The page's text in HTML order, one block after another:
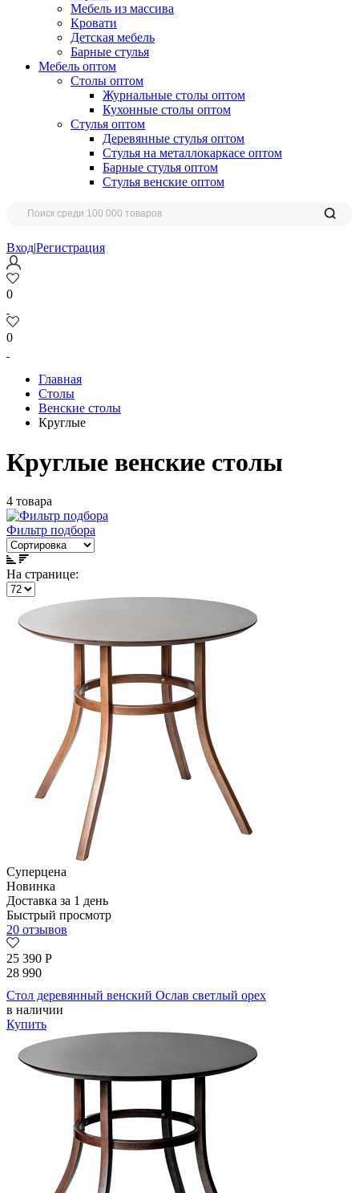
Мебель из массива
Кровати
Детская мебель
Барные стулья
Мебель оптом
Столы оптом
Журнальные столы оптом
Кухонные столы оптом
Стулья оптом
Деревянные стулья оптом
Стулья на металлокаркасе оптом
Барные стулья оптом
Стулья венские оптом
Вход|Регистрация
0
0
Главная
Столы
Венские столы
Круглые
Круглые венские столы
4 товара
Фильтр подбора
На странице:
Суперцена
Новинка
Доставка за 1 день
Быстрый просмотр
20 отзывов
25 390 Р
28 990
Стол деревянный венский Ослав светлый орех
в наличии
Купить